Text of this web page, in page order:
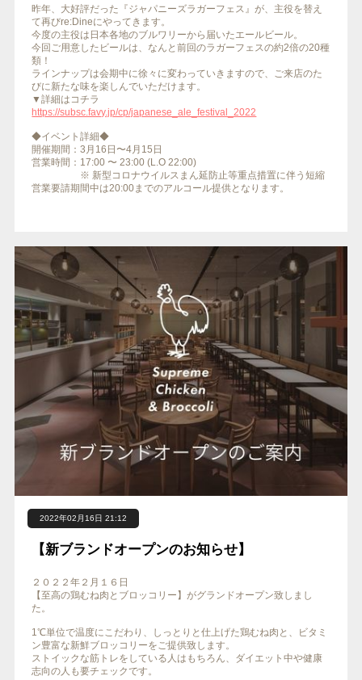
昨年、大好評だった『ジャパニーズラガーフェス』が、主役を替え
て再びre:Dineにやってきます。
今度の主役は日本各地のブルワリーから届いたエールビール。
今回ご用意したビールは、なんと前回のラガーフェスの約2倍の20種
類！
ラインナップは会期中に徐々に変わっていきますので、ご来店のた
びに新たな味を楽しんでいただけます。
▼詳細はコチラ
https://subsc.favy.jp/cp/japanese_ale_festival_2022
◆イベント詳細◆
開催期間：3月16日〜4月15日
営業時間：17:00 〜 23:00 (L.O 22:00)
※ 新型コロナウイルスまん延防止等重点措置に伴う短縮
営業要請期間中は20:00までのアルコール提供となります。
2022年02月16日 21:12
【新ブランドオープンのお知らせ】
２０２２年２月１６日
【至高の鶏むね肉とブロッコリー】がグランドオープン致しまし
た。
1℃単位で温度にこだわり、しっとりと仕上げた鶏むね肉と、ビタミ
ン豊富な新鮮ブロッコリーをご提供致します。
ストイックな筋トレをしている人はもちろん、ダイエット中や健康
志向の人も要チェックです。